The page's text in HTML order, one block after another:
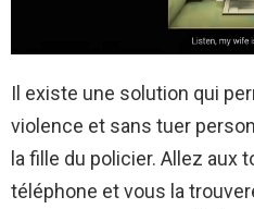
Il existe une solution qui
violence et sans tuer
la fille du policier. Allez aux
téléphone et vous la